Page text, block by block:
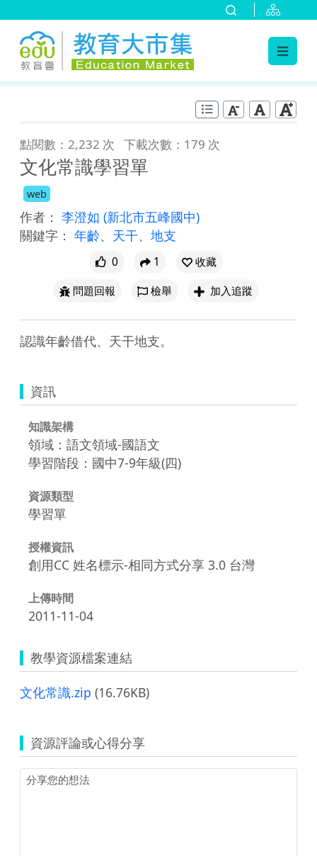
點閱數：2,232 次 下載次數：179 次
文化常識學習單
web
作者： 李澄如 (新北市五峰國中)
關鍵字： 年齡、 天干、 地支
0 1
收藏
問題回報
檢舉 加入追蹤
認識年齡借代、天干地支。
資訊
知識架構
領域：語文領域-國語文
學習階段：國中7-9年級(四)
資源類型
學習單
授權資訊
創用CC 姓名標示-相同方式分享 3.0 台灣
上傳時間
2011-11-04
教學資源檔案連結
文化常識.zip (16.76KB)
資源評論或心得分享